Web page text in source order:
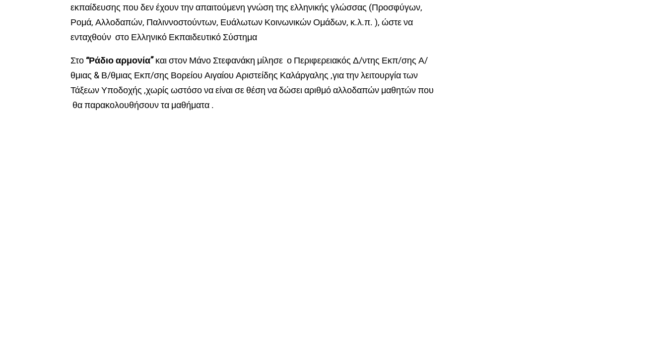
εκπαίδευσης που δεν έχουν την απαιτούμενη γνώση της ελληνικής γλώσσας (Προσφύγων,
Ρομά, Αλλοδαπών, Παλιννοστούντων, Ευάλωτων Κοινωνικών Ομάδων, κ.λ.π. ), ώστε να
ενταχθούν στο Ελληνικό Εκπαιδευτικό Σύστημα
Στο “Ράδιο αρμονία”και στον Μάνο Στεφανάκη μίλησε ο Περιφερειακός Δ/ντης Εκπ/σης Α/
θμιας & Β/θμιας Εκπ/σης Βορείου Αιγαίου Αριστείδης Καλάργαλης ,για την λειτουργία των
Τάξεων Υποδοχής ,χωρίς ωστόσο να είναι σε θέση να δώσει αριθμό αλλοδαπών μαθητών που
θα παρακολουθήσουν τα μαθήματα .